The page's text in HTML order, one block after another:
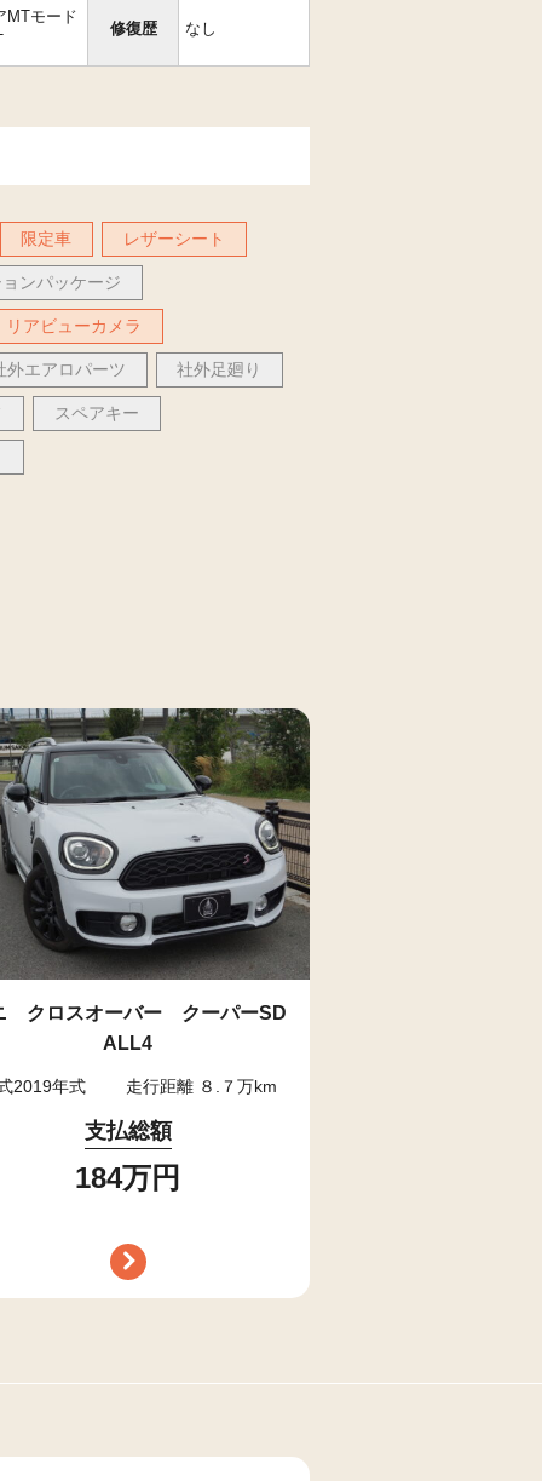
MTモード
修復歴 なし
限定車 レザーシート
ンパッケージ
リアビューカメラ
外エアロパーツ 社外足廻り
スペアキー
クロスオーバー クーパーSD
ALL4
2019年式 走行距離 ８.７万km
支払総額
184万円